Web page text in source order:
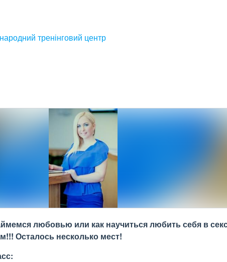
тренінговий центр
любовью или как научиться любить себя в
Осталось несколько мест!